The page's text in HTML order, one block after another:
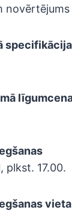
novērtējums
plkst. 17.00.